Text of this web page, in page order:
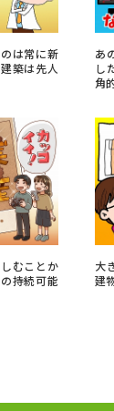
、塾・予備校
校卒業程度認定
大学
は常に新
築は先人
あ
し
角
むことか
持続可能
大
建